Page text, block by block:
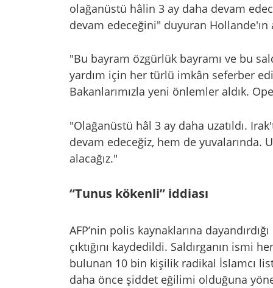
olağanüstü hâlin 3 ay daha devam
devam edeceğini" duyuran Hollande'ın
"Bu bayram özgürlük bayramı ve bu
yardım için her türlü imkân seferber
Bakanlarımızla yeni önlemler aldık.
"Olağanüstü hâl 3 ay daha uzatıldı.
devam edeceğiz, hem de yuvalarında.
alacağız."
“Tunus kökenli” iddiası
AFP’nin polis kaynaklarına
çıktığını kaydedildi. ​Saldırganın ismi
bulunan 10 bin kişilik radikal İslamcı
daha önce şiddet eğilimi olduğuna